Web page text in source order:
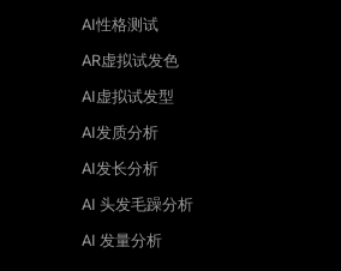
AI性格测试
AR虚拟试发色
AI虚拟试发型
AI发质分析
AI发长分析
AI 头发毛躁分析
AI 发量分析